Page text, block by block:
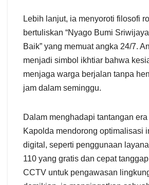
​Lebih lanjut, ia menyoroti filosofi
bertuliskan “Nyago Bumi
Baik” yang memuat angka 24/7.
menjadi simbol ikhtiar bahwa
menjaga warga berjalan tanpa
jam dalam seminggu.
​Dalam menghadapi tantangan era
Kapolda mendorong optimalisasi
digital, seperti penggunaan
110 yang gratis dan cepat
CCTV untuk pengawasan